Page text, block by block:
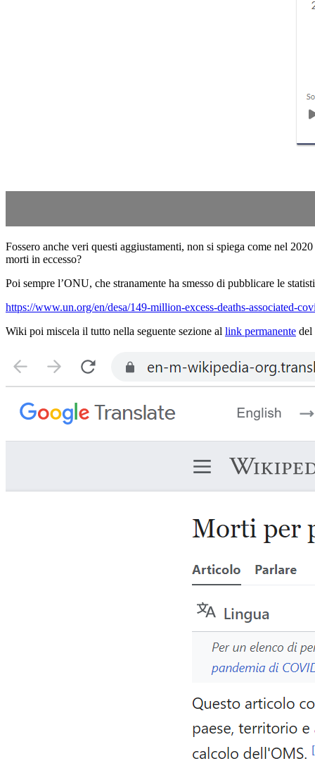
Fossero anche veri questi aggiustamenti, non si spiega come nel
morti in eccesso?
Poi sempre l’ONU, che stranamente ha smesso di pubblicare le
https://www.un.org/en/desa/149-million-excess-deaths-associated-
Wiki poi miscela il tutto nella seguente sezione al link permanente del